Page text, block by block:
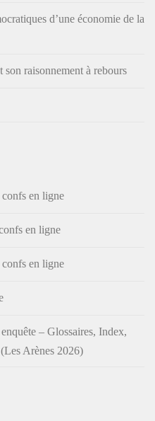
d’une économie de la
raisonnement à rebours
en ligne
en ligne
en ligne
– Glossaires, Index,
Arènes 2026)